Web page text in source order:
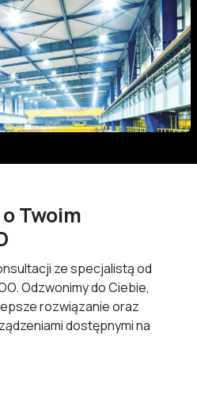
o Twoim
ze specjalistą od
Odzwonimy do Ciebie,
rozwiązanie oraz
dostępnymi na